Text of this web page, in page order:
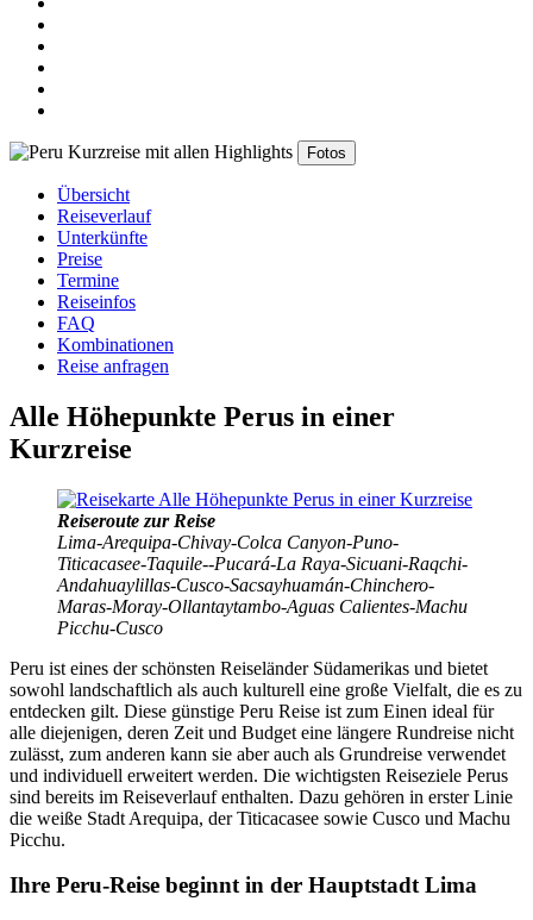
Fotos
Übersicht
Reiseverlauf
Unterkünfte
Preise
Termine
Reiseinfos
FAQ
Kombinationen
Reise anfragen
Alle Höhepunkte Perus in einer
Kurzreise
Reiseroute zur Reise
Lima-Arequipa-Chivay-Colca Canyon-Puno-
Titicacasee-Taquile--Pucará-La Raya-Sicuani-Raqchi-
Andahuaylillas-Cusco-Sacsayhuamán-Chinchero-
Maras-Moray-Ollantaytambo-Aguas Calientes-Machu
Picchu-Cusco
Peru ist eines der schönsten Reiseländer Südamerikas und bietet
sowohl landschaftlich als auch kulturell eine große Vielfalt, die es zu
entdecken gilt. Diese günstige Peru Reise ist zum Einen ideal für
alle diejenigen, deren Zeit und Budget eine längere Rundreise nicht
zulässt, zum anderen kann sie aber auch als Grundreise verwendet
und individuell erweitert werden. Die wichtigsten Reiseziele Perus
sind bereits im Reiseverlauf enthalten. Dazu gehören in erster Linie
die weiße Stadt Arequipa, der Titicacasee sowie Cusco und Machu
Picchu.
Ihre Peru-Reise beginnt in der Hauptstadt Lima